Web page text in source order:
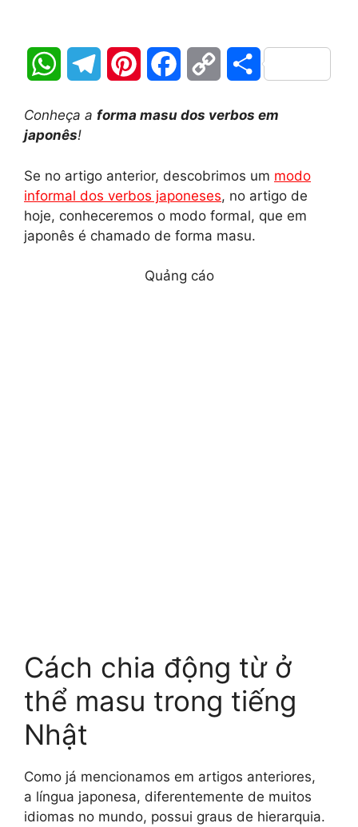
W
a
s
A
g
r
e
r
b
o
L
i
S
e
Conheça a forma masu dos verbos em
japonês!
Se no artigo anterior, descobrimos um modo
informal dos verbos japoneses, no artigo de
hoje, conheceremos o modo formal, que em
japonês é chamado de forma masu.
Quảng cáo
Cách chia động từ ở
thể masu trong tiếng
Nhật
Como já mencionamos em artigos anteriores,
a língua japonesa, diferentemente de muitos
idiomas no mundo, possui graus de hierarquia.